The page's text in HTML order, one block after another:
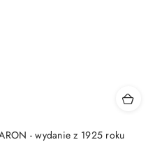
- wydanie z 1925 roku